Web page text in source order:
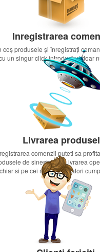
Inregistrarea
coș produsele și înregistrați
un singur click introducînd doar
Livrarea
comenzii puteti sa
de sinestatator.Livrarea
chiar si pe cei mai nerabdatori